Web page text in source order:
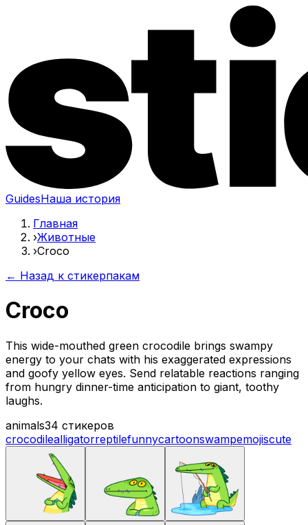
GuidesНаша история
Главная
›Животные
›Croco
← Назад к стикерпакам
Croco
This wide-mouthed green crocodile brings swampy
energy to your chats with his exaggerated expressions
and goofy yellow eyes. Send relatable reactions ranging
from hungry dinner-time anticipation to giant, toothy
laughs.
animals34 стикеров
crocodilealligatorreptilefunnycartoonswampemojiscute